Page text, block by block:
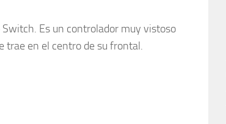
Es un controlador muy vistoso
trae en el centro de su frontal.